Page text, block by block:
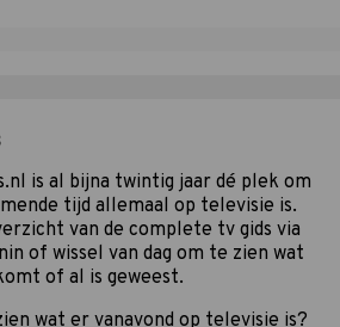
is al bijna twintig jaar dé plek om
tijd allemaal op televisie is.
van de complete tv gids via
of wissel van dag om te zien wat
of al is geweest.
wat er vanavond op televisie is?